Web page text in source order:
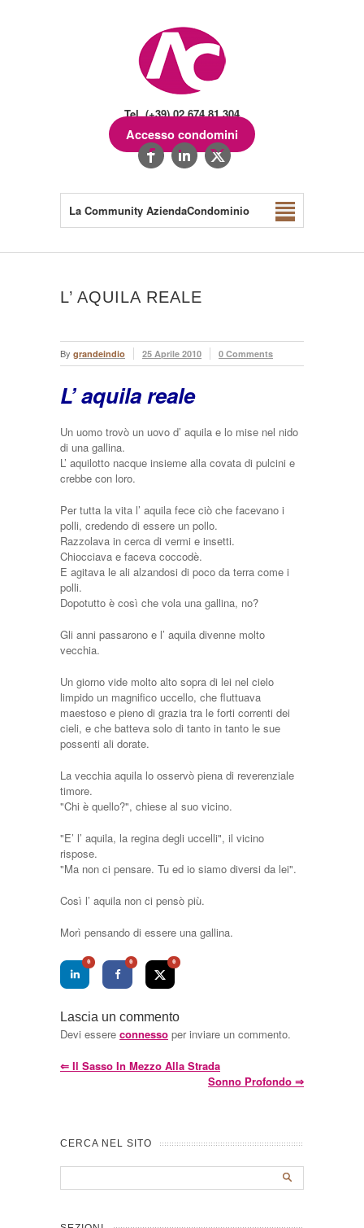
Tel. (+39) 02.674.81.304
Accesso condomini
La Community AziendaCondominio
L’ AQUILA REALE
By grandeindio 25 Aprile 2010 0 Comments
L’ aquila reale
Un uomo trovò un uovo d’ aquila e lo mise nel nido
di una gallina.
L’ aquilotto nacque insieme alla covata di pulcini e
crebbe con loro.
Per tutta la vita l’ aquila fece ciò che facevano i
polli, credendo di essere un pollo.
Razzolava in cerca di vermi e insetti.
Chiocciava e faceva coccodè.
E agitava le ali alzandosi di poco da terra come i
polli.
Dopotutto è così che vola una gallina, no?
Gli anni passarono e l’ aquila divenne molto
vecchia.
Un giorno vide molto alto sopra di lei nel cielo
limpido un magnifico uccello, che fluttuava
maestoso e pieno di grazia tra le forti correnti dei
cieli, e che batteva solo di tanto in tanto le sue
possenti ali dorate.
La vecchia aquila lo osservò piena di reverenziale
timore.
"Chi è quello?", chiese al suo vicino.
"E’ l’ aquila, la regina degli uccelli", il vicino
rispose.
"Ma non ci pensare. Tu ed io siamo diversi da lei".
Così l’ aquila non ci pensò più.
Morì pensando di essere una gallina.
0 0 0
Lascia un commento
Devi essere connesso per inviare un commento.
⇐ Il Sasso In Mezzo Alla Strada
Sonno Profondo ⇒
CERCA NEL SITO